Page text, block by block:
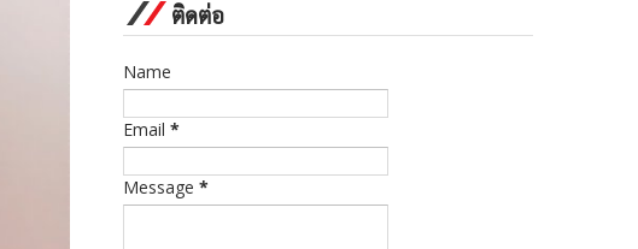
ติดต่อ
Name
Email *
Message *